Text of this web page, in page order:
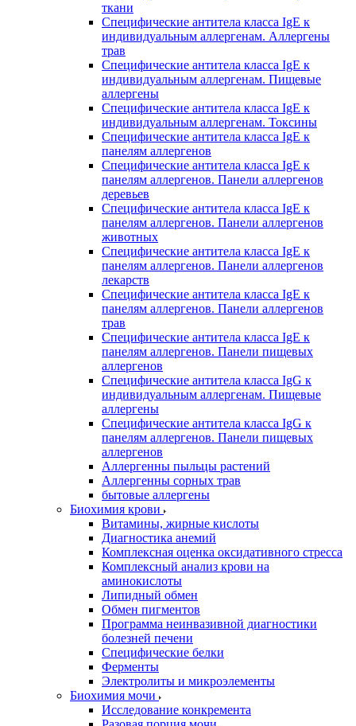
ткани
Специфические антитела класса IgE к
индивидуальным аллергенам. Аллергены
трав
Специфические антитела класса IgE к
индивидуальным аллергенам. Пищевые
аллергены
Специфические антитела класса IgE к
индивидуальным аллергенам. Токсины
Специфические антитела класса IgE к
панелям аллергенов
Специфические антитела класса IgE к
панелям аллергенов. Панели аллергенов
деревьев
Специфические антитела класса IgE к
панелям аллергенов. Панели аллергенов
животных
Специфические антитела класса IgE к
панелям аллергенов. Панели аллергенов
лекарств
Специфические антитела класса IgE к
панелям аллергенов. Панели аллергенов
трав
Специфические антитела класса IgE к
панелям аллергенов. Панели пищевых
аллергенов
Специфические антитела класса IgG к
индивидуальным аллергенам. Пищевые
аллергены
Специфические антитела класса IgG к
панелям аллергенов. Панели пищевых
аллергенов
Аллергенны пыльцы растений
Аллергенны сорных трав
бытовые аллергены
Биохимия крови
Витамины, жирные кислоты
Диагностика анемий
Комплексная оценка оксидативного стресса
Комплексный анализ крови на
аминокислоты
Липидный обмен
Обмен пигментов
Программа неинвазивной диагностики
болезней печени
Специфические белки
Ферменты
Электролиты и микроэлементы
Биохимия мочи
Исследование конкремента